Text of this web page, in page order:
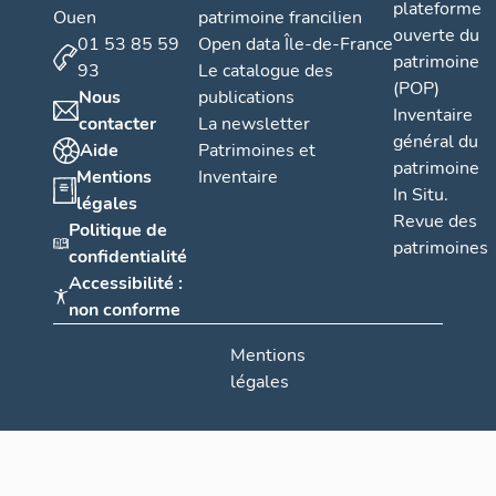
Ouen
01 53 85 59
93
Nous
contacter
Aide
Mentions
légales
Politique de
confidentialité
Accessibilité :
non conforme
patrimoine francilien
Open data Île-de-France
Le catalogue des
publications
La newsletter
Patrimoines et
Inventaire
plateforme
ouverte du
patrimoine
(POP)
Inventaire
général du
patrimoine
In Situ.
Revue des
patrimoines
Mentions
légales